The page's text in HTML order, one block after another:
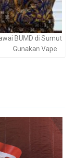
BUMD di Sumut
Gunakan Vape